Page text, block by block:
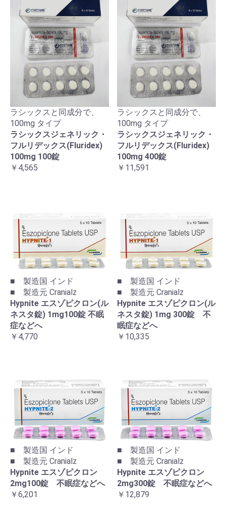
ラシックスと同成分で、
100mg タイプ
ラシックスジェネリック・
フルリデックス(Fluridex)
100mg 100錠
￥4,565
ラシックスと同成分で、
100mg タイプ
ラシックスジェネリック・
フルリデックス(Fluridex)
100mg 400錠
￥11,591
■ 製造国 インド
■ 製造元 Cranialz
Hypnite エスゾピクロン(ル
ネスタ錠) 1mg100錠 不眠
症などへ
￥4,770
■ 製造国 インド
■ 製造元 Cranialz
Hypnite エスゾピクロン(ル
ネスタ錠) 1mg 300錠 不
眠症などへ
￥10,335
■ 製造国 インド
■ 製造元 Cranialz
Hypnite エスゾピクロン
2mg100錠 不眠症などへ
￥6,201
■ 製造国 インド
■ 製造元 Cranialz
Hypnite エスゾピクロン
2mg300錠 不眠症などへ
￥12,879